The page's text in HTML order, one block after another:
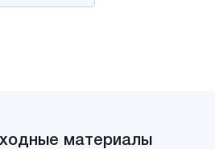
материалы